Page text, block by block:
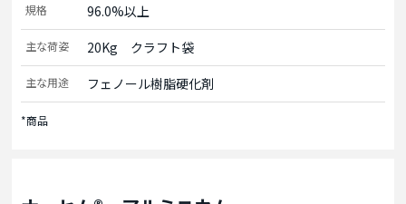
規格 96.0%以上
主な荷姿 20Kg　クラフト袋
主な用途 フェノール樹脂硬化剤
*商品